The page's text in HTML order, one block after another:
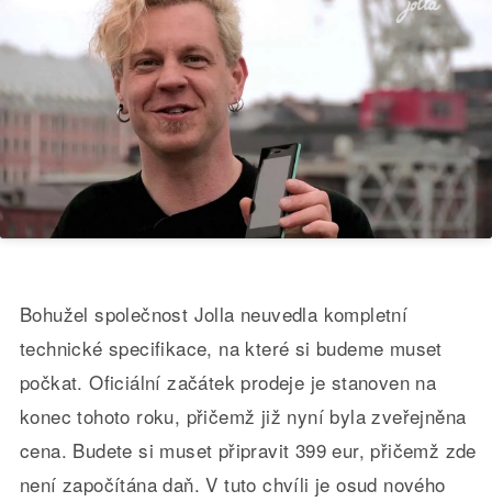
Bohužel společnost Jolla neuvedla kompletní
technické specifikace, na které si budeme muset
počkat. Oficiální začátek prodeje je stanoven na
konec tohoto roku, přičemž již nyní byla zveřejněna
cena. Budete si muset připravit 399 eur, přičemž zde
není započítána daň. V tuto chvíli je osud nového